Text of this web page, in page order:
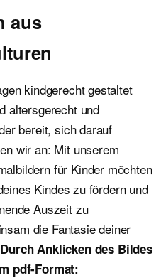
aus
kindgerecht gestaltet
altersgerecht und
bereit, sich darauf
wir an: Mit unserem
für Kinder möchten
Kindes zu fördern und
Auszeit zu
die Fantasie deiner
Durch Anklicken des Bildes
pdf-Format: